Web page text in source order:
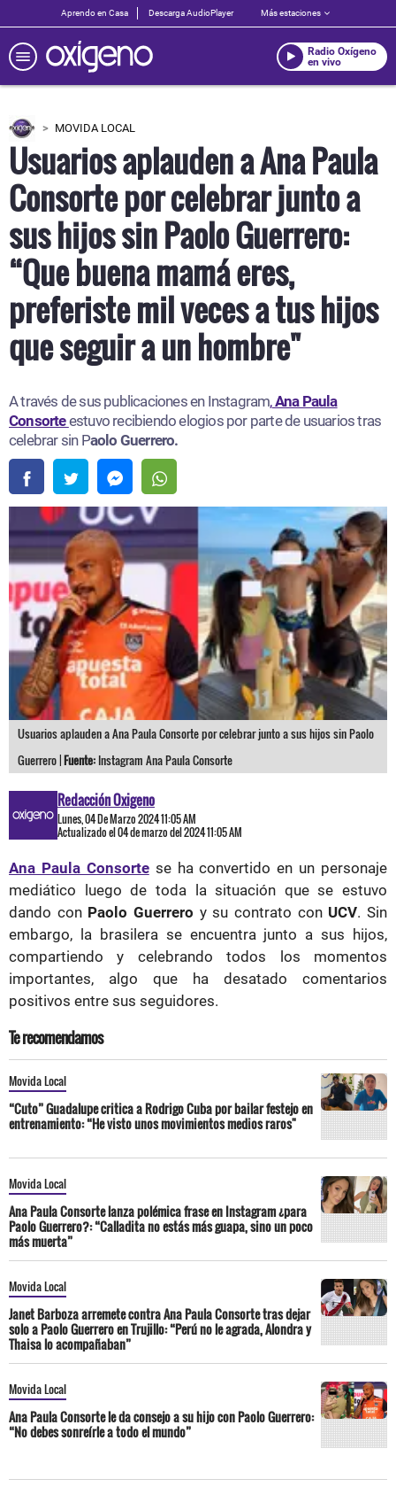
Aprendo en Casa Descarga AudioPlayer Más estaciones
Radio Oxígeno
en vivo
MOVIDA LOCAL
Usuarios aplauden a Ana Paula
Consorte por celebrar junto a
sus hijos sin Paolo Guerrero:
“Que buena mamá eres,
preferiste mil veces a tus hijos
que seguir a un hombre"
A través de sus publicaciones en Instagram,Ana Paula
Consorteestuvo recibiendo elogios por parte de usuarios tras
celebrar sin Paolo Guerrero.
Usuarios aplauden a Ana Paula Consorte por celebrar junto a sus hijos sin Paolo
Guerrero |Fuente: Instagram Ana Paula Consorte
Redacción Oxigeno
Lunes, 04 De Marzo 2024 11:05 AM
Actualizado el 04 de marzo del 2024 11:05 AM
Ana Paula Consortese ha convertido en un personaje
mediático luego de toda la situación que se estuvo
dando conPaolo Guerrero y su contrato con UCV. Sin
embargo, la brasilera se encuentra junto a sus hijos,
compartiendo y celebrando todos los momentos
importantes, algo que ha desatado comentarios
positivos entre sus seguidores.
Te recomendamos
Movida Local
“Cuto” Guadalupe critica a Rodrigo Cuba por bailar festejo en
entrenamiento: “He visto unos movimientos medios raros"
Movida Local
Ana Paula Consorte lanza polémica frase en Instagram ¿para
Paolo Guerrero?: “Calladita no estás más guapa, sino un poco
más muerta”
Movida Local
Janet Barboza arremete contra Ana Paula Consorte tras dejar
solo a Paolo Guerrero en Trujillo: “Perú no le agrada, Alondra y
Thaisa lo acompañaban”
Movida Local
Ana Paula Consorte le da consejo a su hijo con Paolo Guerrero:
“No debes sonreírle a todo el mundo”